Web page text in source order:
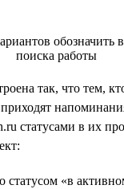
так, что тем,
статусами в их
статусом «в